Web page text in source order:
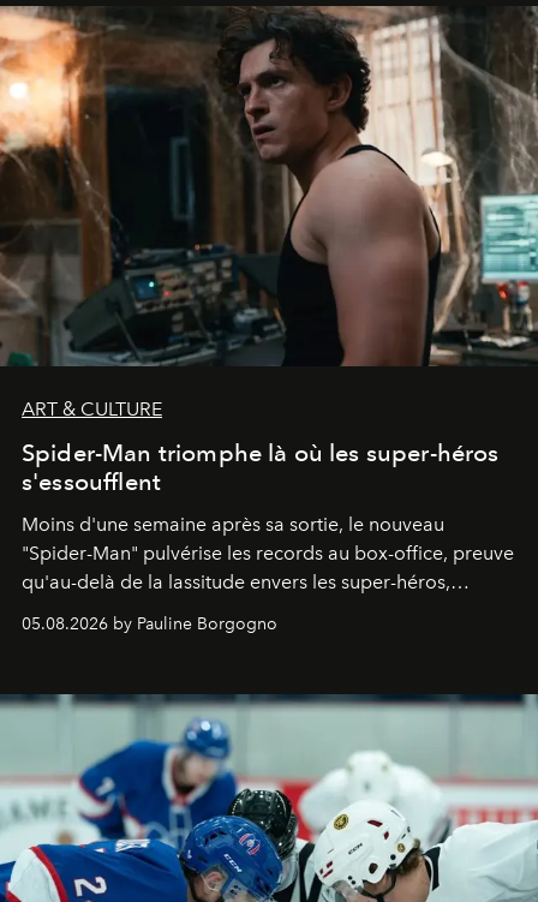
ART & CULTURE
Spider-Man triomphe là où les super-héros
s'essoufflent
Moins d'une semaine après sa sortie, le nouveau
"Spider-Man" pulvérise les records au box-office, preuve
qu'au-delà de la lassitude envers les super-héros,
certains personnages continuent de susciter une ferveur
05.08.2026 by Pauline Borgogno